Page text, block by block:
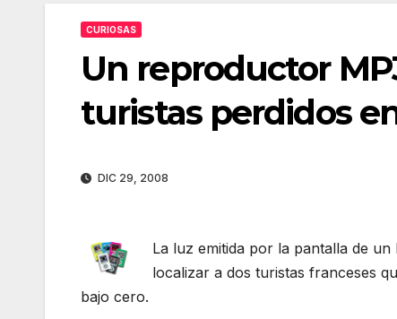
CURIOSAS
Un reproductor
turistas perdidos
DIC 29, 2008
La luz emitida por la pantalla de
localizar a dos turistas franceses
bajo cero.